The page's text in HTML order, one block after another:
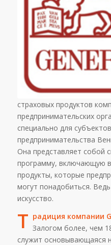
страховых продуктов
предпринимательских
специально для
предпринимательства
Она представляет собой
программу, включающую
продукты, которые
могут понадобиться.
искусство.
Т радиция компании
Залогом более, чем
служит основывающаяся